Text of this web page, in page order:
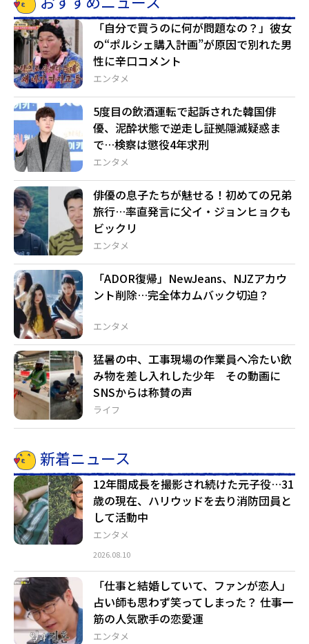
エンタメ
「自分で買うのに何が問題なの？」彼女
の“ポルシェ購入計画”が原因で別れた男
性に辛口コメント
エンタメ
5度目の飲酒運転で起訴された韓国俳
優、泥酔状態で逆走し証拠隠滅疑惑ま
で…検察は懲役4年求刑
エンタメ
俳優の息子たちが魅せる！初めての兄弟
旅行…率直発言に父イ・ジョンヒョクも
ビックリ
エンタメ
「ADOR復帰」NewJeans、NJZアカウ
ント削除…完全体カムバック切迫？
ライフ
猛暑の中、工事現場の作業員へ冷たい飲
み物を差し入れした少年 その動画に
SNSからは称賛の声
新着ニュース
エンタメ
12年間成長を撮影され続けた元子役…31
歳の現在、ハリウッドを去り消防団員と
して活動中
2026.08.10
エンタメ
「仕事と結婚していて、ファンが恋人」
占い師も思わず笑ってしまった？ 仕事一
筋の人気歌手の恋愛運